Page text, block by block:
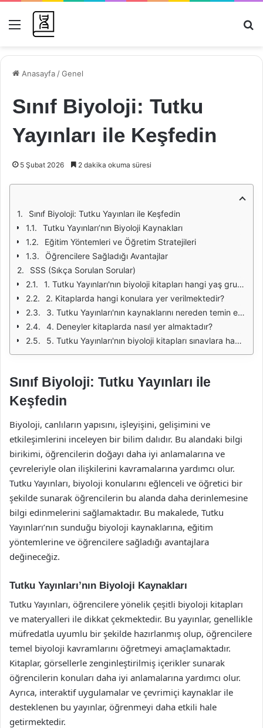
Menü
Anasayfa /Genel
Sınıf Biyoloji: Tutku
Yayınları ile Keşfedin
5 Şubat 2026 2 dakika okuma süresi
Sınıf Biyoloji: Tutku Yayınları ile Keşfedin
Tutku Yayınları’nın Biyoloji Kaynakları
Eğitim Yöntemleri ve Öğretim Stratejileri
Öğrencilere Sağladığı Avantajlar
SSS (Sıkça Sorulan Sorular)
1. Tutku Yayınları'nın biyoloji kitapları hangi yaş grubuna yöneliktir?
2. Kitaplarda hangi konulara yer verilmektedir?
3. Tutku Yayınları'nın kaynaklarını nereden temin edebilirim?
4. Deneyler kitaplarda nasıl yer almaktadır?
5. Tutku Yayınları'nın biyoloji kitapları sınavlara hazırlık için yeterli midir?
Sınıf Biyoloji: Tutku Yayınları ile
Keşfedin
Biyoloji, canlıların yapısını, işleyişini, gelişimini ve
etkileşimlerini inceleyen bir bilim dalıdır. Bu alandaki bilgi
birikimi, öğrencilerin doğayı daha iyi anlamalarına ve
çevreleriyle olan ilişkilerini kavramalarına yardımcı olur.
Tutku Yayınları, biyoloji konularını eğlenceli ve öğretici bir
şekilde sunarak öğrencilerin bu alanda daha derinlemesine
bilgi edinmelerini sağlamaktadır. Bu makalede, Tutku
Yayınları’nın sunduğu biyoloji kaynaklarına, eğitim
yöntemlerine ve öğrencilere sağladığı avantajlara
değineceğiz.
Tutku Yayınları’nın Biyoloji Kaynakları
Tutku Yayınları, öğrencilere yönelik çeşitli biyoloji kitapları
ve materyalleri ile dikkat çekmektedir. Bu yayınlar, genellikle
müfredatla uyumlu bir şekilde hazırlanmış olup, öğrencilere
temel biyoloji kavramlarını öğretmeyi amaçlamaktadır.
Kitaplar, görsellerle zenginleştirilmiş içerikler sunarak
öğrencilerin konuları daha iyi anlamalarına yardımcı olur.
Ayrıca, interaktif uygulamalar ve çevrimiçi kaynaklar ile
desteklenen bu yayınlar, öğrenmeyi daha etkili hale
getirmektedir.